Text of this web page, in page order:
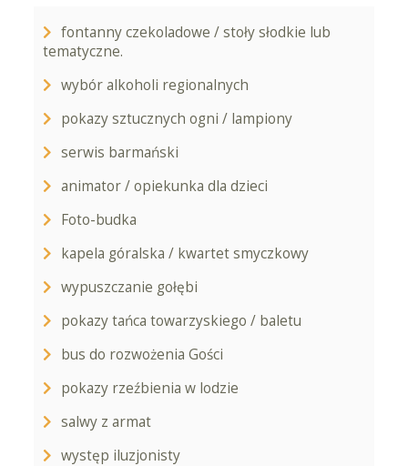
fontanny czekoladowe / stoły słodkie lub
tematyczne.
wybór alkoholi regionalnych
pokazy sztucznych ogni / lampiony
serwis barmański
animator / opiekunka dla dzieci
Foto-budka
kapela góralska / kwartet smyczkowy
wypuszczanie gołębi
pokazy tańca towarzyskiego / baletu
bus do rozwożenia Gości
pokazy rzeźbienia w lodzie
salwy z armat
występ iluzjonisty